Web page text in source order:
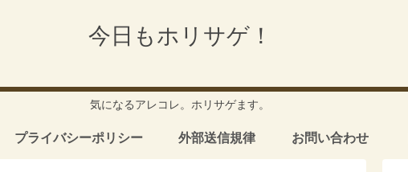
今日もホリサゲ！
気になるアレコレ。ホリサゲます。
プライバシーポリシー 外部送信規律 お問い合わせ